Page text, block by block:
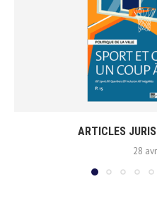
ARTICLES
28